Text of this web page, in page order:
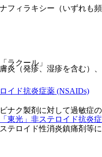
ラクール」
イド抗炎症薬 (NSAIDs)
東光」 非ステロイド抗炎
ィラキシー（いずれも
炎（発疹、湿疹を含む）
ク製剤に対して過敏症の
ロイド性消炎鎮痛剤等